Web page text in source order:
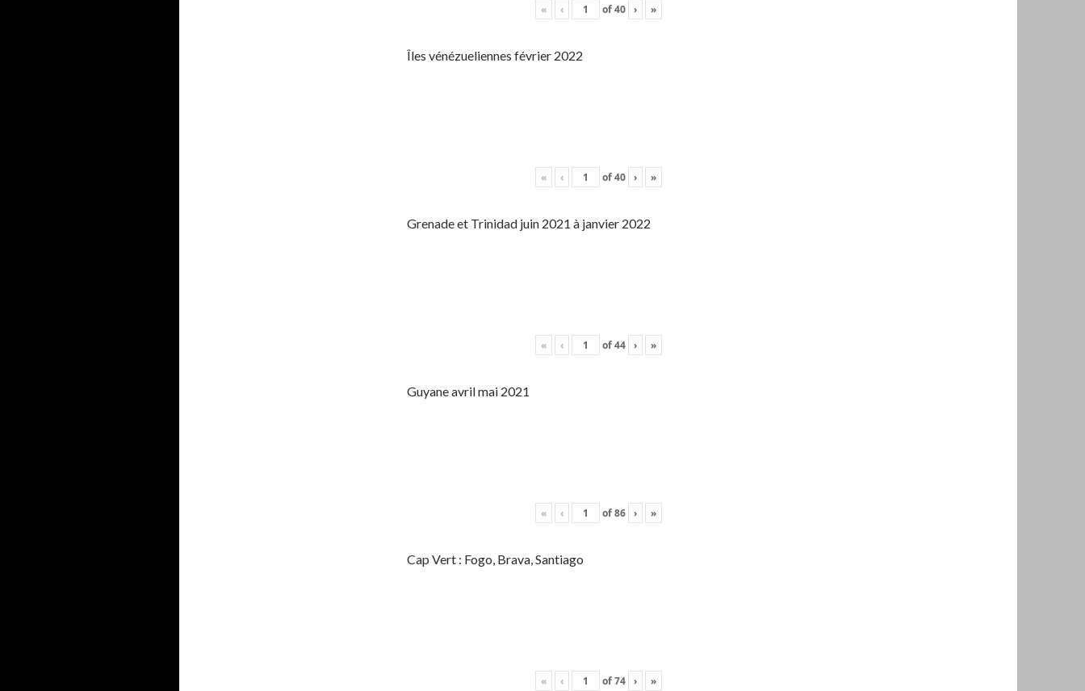
« ‹ of40 › »
Îles vénézueliennes février 2022
« ‹ of40 › »
Grenade et Trinidad juin 2021 à janvier 2022
« ‹ of44 › »
Guyane avril mai 2021
« ‹ of86 › »
Cap Vert : Fogo, Brava, Santiago
« ‹ of74 › »